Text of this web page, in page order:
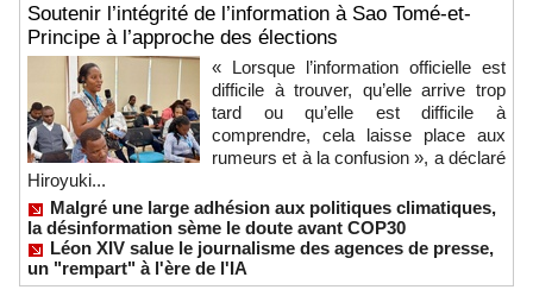
Soutenir l’intégrité de l’information à Sao Tomé-et-
Principe à l’approche des élections
« Lorsque l’information officielle est
difficile à trouver, qu’elle arrive trop
tard ou qu’elle est difficile à
comprendre, cela laisse place aux
rumeurs et à la confusion », a déclaré
Hiroyuki...
Malgré une large adhésion aux politiques climatiques,
la désinformation sème le doute avant COP30
Léon XIV salue le journalisme des agences de presse,
un "rempart" à l'ère de l'IA